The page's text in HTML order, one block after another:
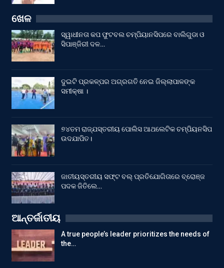
ଖେଳ
ସ୍ୱାଧୀନତା କପ ଫୁଟବଲ ଚମ୍ପିୟାନସିପରେ ବାଲିଗୁଡା ଓ
ସିପାଞ୍ଜିରୀ ଦଳ…
ଦୁଇଟି ପ୍ରକଳ୍ପର ଅଗ୍ରଗତି ନେଇ ଜିଲ୍ଲାପାଳଙ୍କ
ସମୀକ୍ଷା ।
୭୪ତମ ରାଜ୍ଯସ୍ତରୀୟ ପୋଲିସ ଆଥଲେଟିକ ଚମ୍ପିୟନସିପ
ଉଦଯାପିତ।
ଜାତୀୟସ୍ତରୀୟ ସଫ୍ଟ ବଲ୍ ପ୍ରତିଯୋଗିତାରେ ବ୍ରୋଞ୍ଜ
ପଦକ ଜିତିଲେ…
ଆନ୍ତର୍ଜାତୀୟ
A true people’s leader prioritizes the needs of
the…